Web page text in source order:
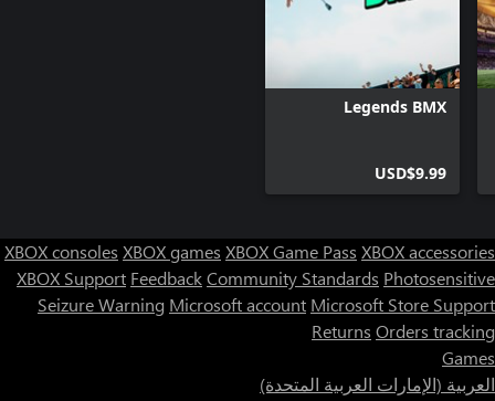
Legends BMX
USD$9.99
XBOX consoles XBOX games XBOX Game Pass XBOX accessories
XBOX Support FeedbackCommunity Standards Photosensitive
Seizure Warning Microsoft account Microsoft Store Support
Returns Orders tracking
Games
العربية (الإمارات العربية المتحدة)